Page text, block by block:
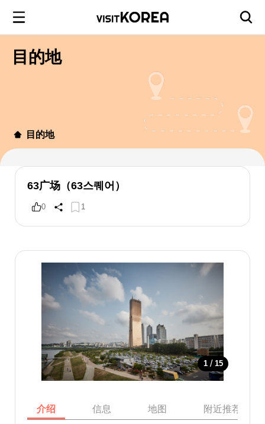
目的地
目的地
63广场（63스퀘어）
0 1
1 / 15
介绍 信息 地图 附近推荐景点